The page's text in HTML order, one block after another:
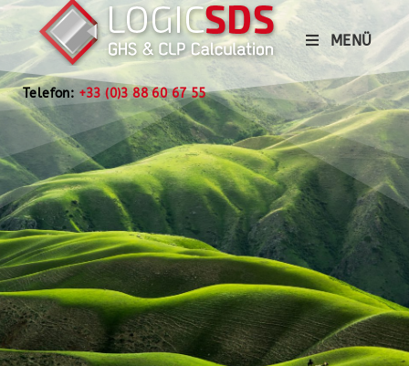
MENÜ
Telefon: +33 (0)3 88 60 67 55